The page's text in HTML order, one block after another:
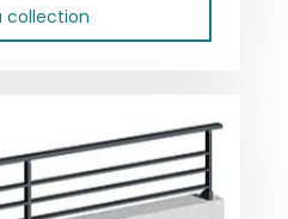
collection